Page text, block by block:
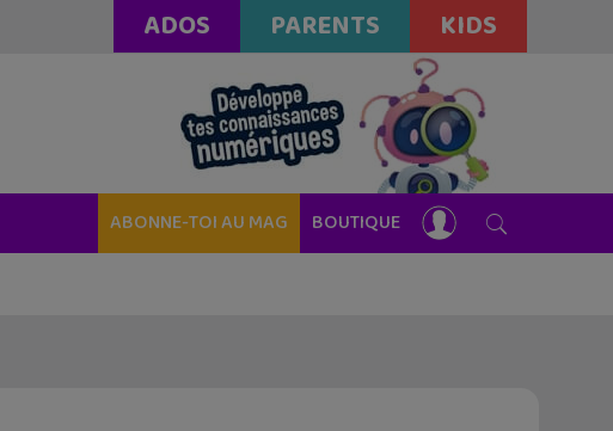
ADOS PARENTS KIDS
ABONNE-TOI AU MAG BOUTIQUE